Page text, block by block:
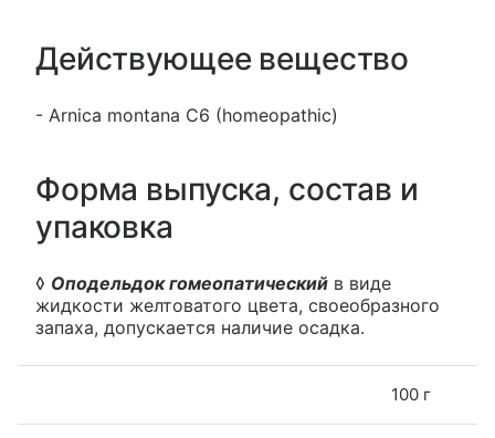
Действующее вещество
- Arniсa montana С6 (homeopathic)
Форма выпуска, состав и
упаковка
◊ Оподельдок гомеопатический в виде
жидкости желтоватого цвета, своеобразного
запаха, допускается наличие осадка.
100 г